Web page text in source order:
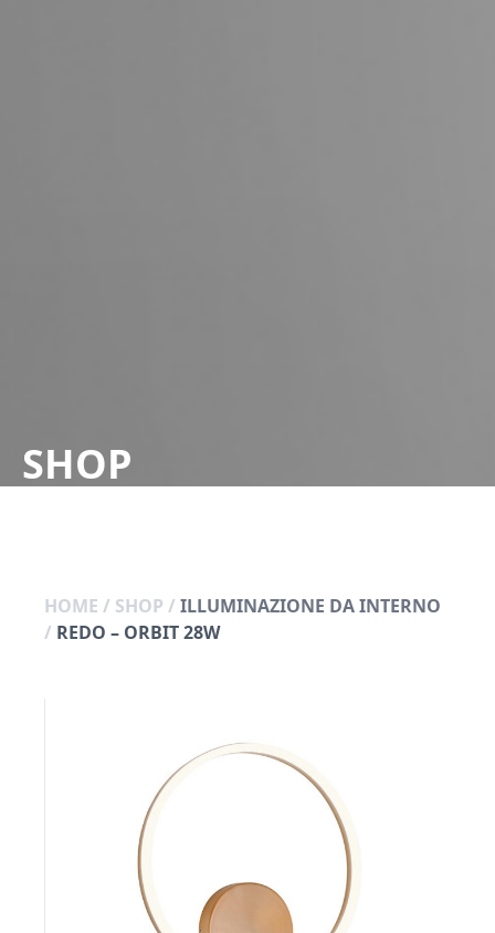
SHOP
HOME / SHOP / ILLUMINAZIONE DA INTERNO
/ REDO – ORBIT 28W